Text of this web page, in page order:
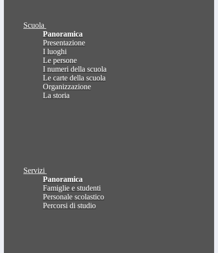
Scuola
Panoramica
Presentazione
I luoghi
Le persone
I numeri della scuola
Le carte della scuola
Organizzazione
La storia
Servizi
Panoramica
Famiglie e studenti
Personale scolastico
Percorsi di studio